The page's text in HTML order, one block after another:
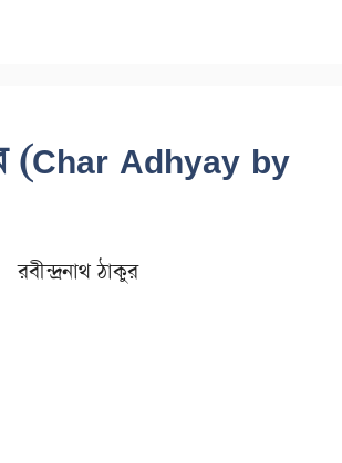
(Char Adhyay by
রবীন্দ্রনাথ ঠাকুর